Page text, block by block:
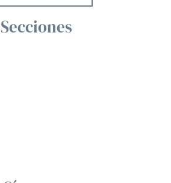
Secciones